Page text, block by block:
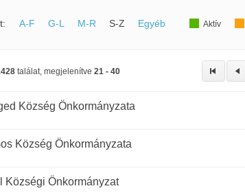
A-F G-L M-R S-Z Egyéb Aktív
találat, megjelenítve 21 - 40
Község Önkormányzata
Község Önkormányzata
Községi Önkormányzat